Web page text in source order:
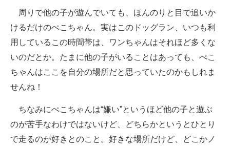
周りで他の子が遊んでいても、ほんのりと目で追いか
けるだけのぺこちゃん。実はこのドッグラン、いつも利
用しているこの時間帯は、ワンちゃんはそれほど多くな
いのだとか。たまに他の子がいることはあっても、ぺこ
ちゃんはここを自分の場所だと思っていたのかもしれま
せんね！
ちなみにぺこちゃんは“嫌い”というほど他の子と遊ぶ
のが苦手なわけではないけど、どちらかというとひとり
で走るのが好きとのこと。好きな場所だけど、どこかノ